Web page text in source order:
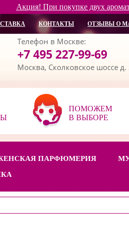
Акция! При покупке двух
КОНТАКТЫ ОТЗЫВЫ О
Телефон в Москве:
+7 495 227-99-69
Москва, Сколковское шоссе д.
ПОМОЖЕМ
В ВЫБОРЕ
ПАРФЮМЕРИЯ